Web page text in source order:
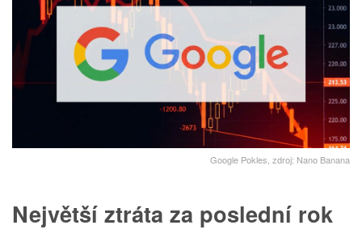
Google Pokles, zdroj: Nano Banana
Největší ztráta za poslední rok